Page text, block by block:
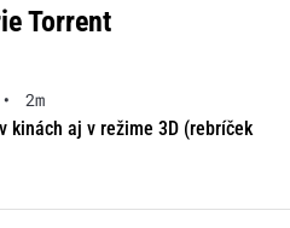
Torrent
•
2m
kinách aj v režime 3D (rebríček